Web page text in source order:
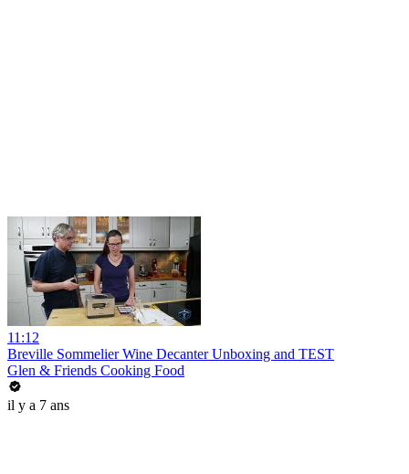
11:12
Breville Sommelier Wine Decanter Unboxing and TEST
Glen & Friends Cooking Food
il y a 7 ans